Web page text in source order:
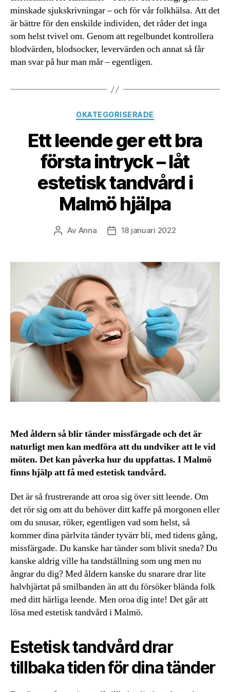
minskade sjukskrivningar – och för vår folkhälsa. Att det
är bättre för den enskilde individen, det råder det inga
som helst tvivel om. Genom att regelbundet kontrollera
blodvärden, blodsocker, levervärden och annat så får
man svar på hur man mår – egentligen.
Kategorier
OKATEGORISERADE
Ett leende ger ett bra
första intryck – låt
estetisk tandvård i
Malmö hjälpa
Inläggsförfattare
Av Anna Inläggsdatum
18 januari 2022
Med åldern så blir tänder missfärgade och det är
naturligt men kan medföra att du undviker att le vid
möten. Det kan påverka hur du uppfattas. I Malmö
finns hjälp att få med estetisk tandvård.
Det är så frustrerande att oroa sig över sitt leende. Om
det rör sig om att du behöver ditt kaffe på morgonen eller
om du snusar, röker, egentligen vad som helst, så
kommer dina pärlvita tänder tyvärr bli, med tidens gång,
missfärgade. Du kanske har tänder som blivit sneda? Du
kanske aldrig ville ha tandställning som ung men nu
ångrar du dig? Med åldern kanske du snarare drar lite
halvhjärtat på smilbanden än att du försöker blända folk
med ditt härliga leende. Men oroa dig inte! Det går att
lösa med estetisk tandvård i Malmö.
Estetisk tandvård drar
tillbaka tiden för dina tänder